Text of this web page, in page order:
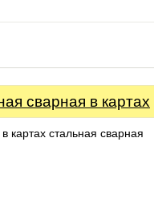
сварная в картах
в картах стальная сварная